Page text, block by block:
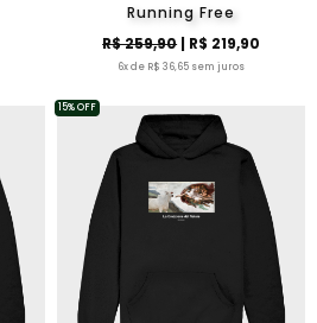
Running Free
R$ 259,90| R$ 219,90
6x de R$ 36,65 sem juros
15% OFF